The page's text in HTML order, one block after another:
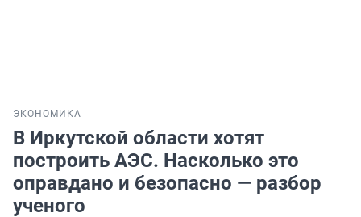
ЭКОНОМИКА
В Иркутской области хотят
построить АЭС. Насколько это
оправдано и безопасно — разбор
ученого